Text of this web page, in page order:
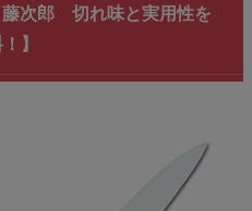
次郎 切れ味と実用性を
】